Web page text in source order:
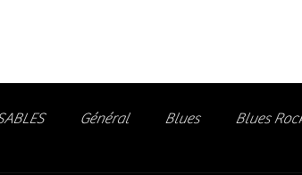
aux concerts et rejoignez une
Général Blues Blues